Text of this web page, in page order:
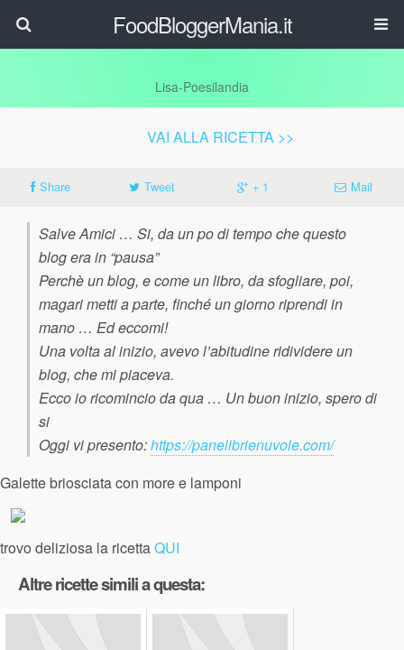
FoodBloggerMania.it
Lisa-Poesilandia
VAI ALLA RICETTA >>
Share Tweet + 1 Mail
Salve Amici … Si, da un po di tempo che questo
blog era in “pausa”
Perchè un blog, e come un libro, da sfogliare, poi,
magari metti a parte, finché un giorno riprendi in
mano … Ed eccomi!
Una volta al inizio, avevo l’abitudine ridividere un
blog, che mi piaceva.
Ecco io ricomincio da qua … Un buon inizio, spero di
si
Oggi vi presento:https://panelibrienuvole.com/
Galette briosciata con more e lamponi
trovo deliziosa la ricettaQUI
Altre ricette simili a questa: